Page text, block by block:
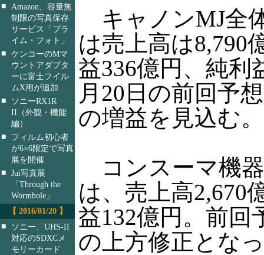
■
Amazon、容量無
制限の写真保存
サービス「プラ
イム・フォト」
■ ケンコーのMマ
ウントアダプタ
ーに富士フイル
ムX用が追加
■
ソニーRX1R
II（外観・機能
編）
■
フィルム初心者
が6×6限定で写真
展を開催
■ Jui写真展
「Through the
Wormhole」
【 2016/01/20 】
■
ソニー、UHS-II
対応のSDXCメ
モリーカード
キャノンMJ全
は売上高は8,790
益336億円、純利
月20日の前回予
の増益を見込む。
コンスーマ機
は、売上高2,670
益132億円。前回
の上方修正とな